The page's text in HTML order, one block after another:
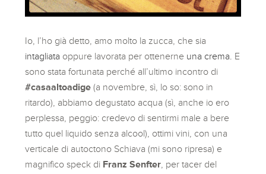
Io, l’ho già detto, amo molto la zucca, che sia
intagliata oppure lavorata per ottenerne una crema. E
sono stata fortunata perché all’ultimo incontro di
#casaaltoadige (a novembre, sì, lo so: sono in
ritardo), abbiamo degustato acqua (sì, anche io ero
perplessa, peggio: credevo di sentirmi male a bere
tutto quel liquido senza alcool), ottimi vini, con una
verticale di autoctono Schiava (mi sono ripresa) e
magnifico speck di Franz Senfter , per tacer del